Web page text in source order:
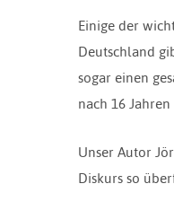
Einige der
Deutschland
sogar einen
nach 16
Unser Autor
Diskurs so